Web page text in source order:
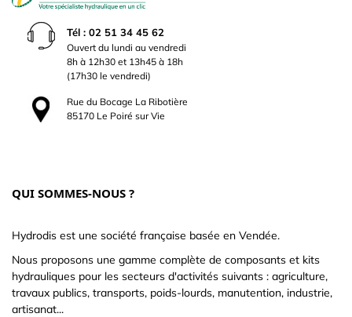
Tél : 02 51 34 45 62
Ouvert du lundi au vendredi
8h à 12h30 et 13h45 à 18h
(17h30 le vendredi)
Rue du Bocage La Ribotière
85170 Le Poiré sur Vie
QUI SOMMES-NOUS ?
Hydrodis est une société française basée en Vendée.
Nous proposons une gamme complète de composants et kits
hydrauliques pour les secteurs d'activités suivants : agriculture,
travaux publics, transports, poids-lourds, manutention, industrie,
artisanat...